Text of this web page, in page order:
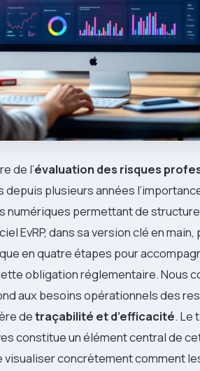
de l’évaluation des risques
depuis plusieurs années
numériques permettant de
EvRP, dans sa version clé en
en quatre étapes pour
obligation réglementaire. Nous
aux besoins opérationnels des
detraçabilité et d’efficacité. Le
constitue un élément central de
visualiser concrètement comment